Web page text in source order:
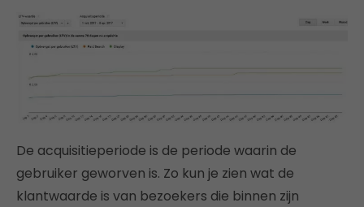
De acquisitieperiode is de periode waarin de
gebruiker geworven is. Zo kun je zien wat de
klantwaarde is van bezoekers die binnen zijn